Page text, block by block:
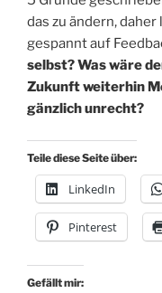
das zu ändern,
gespannt auf
selbst? Was wäre
Zukunft weiterhin
gänzlich unrecht?
Teile diese Seite über:
LinkedIn
Pinterest
Gefällt mir: